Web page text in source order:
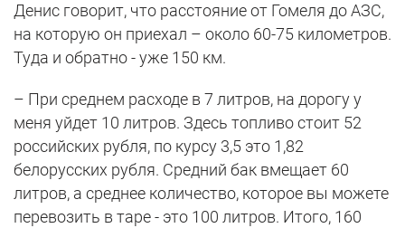
Денис говорит, что расстояние от Гомеля до АЗС,
на которую он приехал – около 60-75 километров.
Туда и обратно - уже 150 км.
– При среднем расходе в 7 литров, на дорогу у
меня уйдет 10 литров. Здесь топливо стоит 52
российских рубля, по курсу 3,5 это 1,82
белорусских рубля. Средний бак вмещает 60
литров, а среднее количество, которое вы можете
перевозить в таре - это 100 литров. Итого, 160